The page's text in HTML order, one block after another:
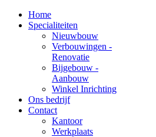
Home
Specialiteiten
Nieuwbouw
Verbouwingen -
Renovatie
Bijgebouw -
Aanbouw
Winkel Inrichting
Ons bedrijf
Contact
Kantoor
Werkplaats